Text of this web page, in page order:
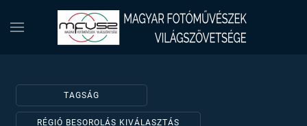
TAGSÁG
RÉGIÓ BESOROLÁS KIVÁLASZTÁS